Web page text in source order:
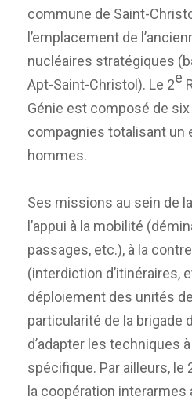
commune de Saint-
l’emplacement de
nucléaires stratégiques
Apt-Saint-Christol). Le 2e
Génie est composé de six
compagnies totalisant un
hommes.
Ses missions au sein de
l’appui à la mobilité
passages, etc.), à la
(interdiction d’itinéraires,
déploiement des unités
particularité de la brigade
d’adapter les techniques
spécifique. Par ailleurs, le
la coopération